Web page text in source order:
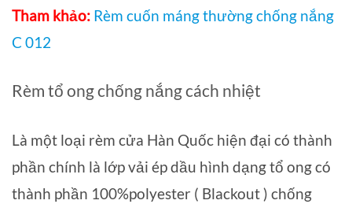
Tham khảo: Rèm cuốn máng thường chống nắng
C 012
Rèm tổ ong chống nắng cách nhiệt
Là một loại rèm cửa Hàn Quốc hiện đại có thành
phần chính là lớp vải ép dầu hình dạng tổ ong có
thành phần 100%polyester ( Blackout ) chống